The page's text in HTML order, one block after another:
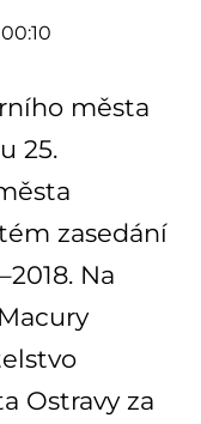
města
25.
zasedání
Na
Ostravy za